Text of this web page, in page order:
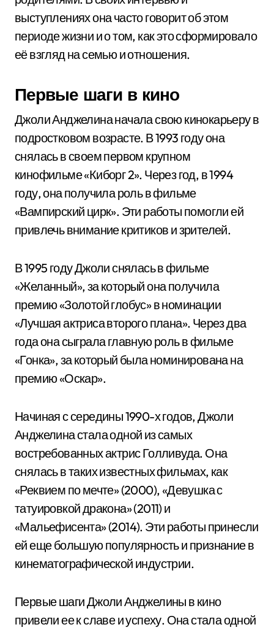
выступлениях она часто говорит об этом
периоде жизни и о том, как это сформировало
её взгляд на семью и отношения.
Первые шаги в кино
Джоли Анджелина начала свою кинокарьеру в
подростковом возрасте. В 1993 году она
снялась в своем первом крупном
кинофильме «Киборг 2». Через год, в 1994
году, она получила роль в фильме
«Вампирский цирк». Эти работы помогли ей
привлечь внимание критиков и зрителей.
В 1995 году Джоли снялась в фильме
«Желанный», за который она получила
премию «Золотой глобус» в номинации
«Лучшая актриса второго плана». Через два
года она сыграла главную роль в фильме
«Гонка», за который была номинирована на
премию «Оскар».
Начиная с середины 1990-х годов, Джоли
Анджелина стала одной из самых
востребованных актрис Голливуда. Она
снялась в таких известных фильмах, как
«Реквием по мечте» (2000), «Девушка с
татуировкой дракона» (2011) и
«Мальефисента» (2014). Эти работы принесли
ей еще большую популярность и признание в
кинематографической индустрии.
Первые шаги Джоли Анджелины в кино
привели ее к славе и успеху. Она стала одной